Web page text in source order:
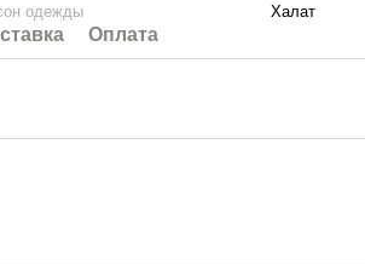
одежды
Халат
Оплата